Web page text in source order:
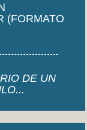
(FORMATO
DE UN